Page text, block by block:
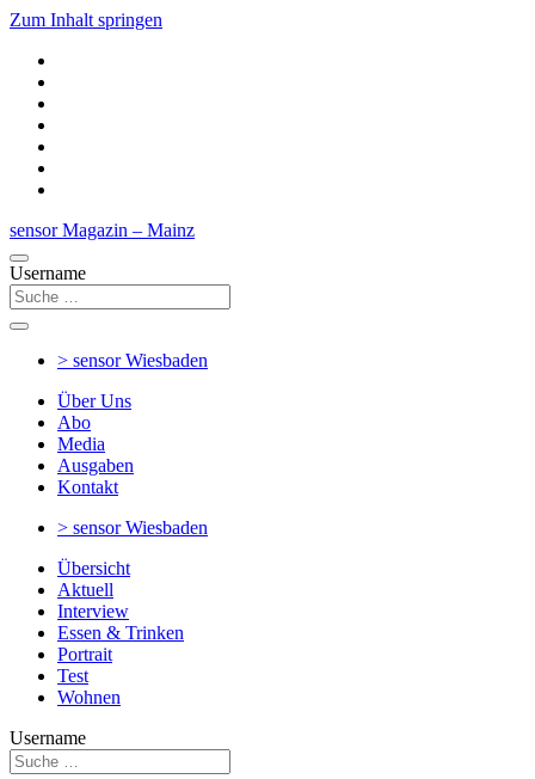
Zum Inhalt springen
sensor Magazin – Mainz
Username
> sensorWiesbaden
Über Uns
Abo
Media
Ausgaben
Kontakt
> sensorWiesbaden
Übersicht
Aktuell
Interview
Essen & Trinken
Portrait
Test
Wohnen
Username